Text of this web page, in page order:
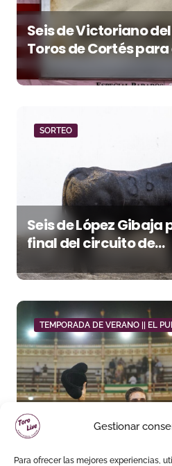
Gestionar
Para ofrecer las mejores experiencias,
Seis de Victoriano
Toros de Cortés para
Hay Localidades’ de
tarde en Pontevedra
SORTEO
Seis de López Gibaja
final del circuito de
Málaga
TEMPORADA DE VERANO || EL
Daniel Crespo
sitio con una gran
orejas